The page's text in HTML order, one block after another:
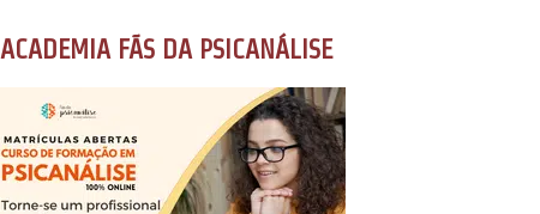
ACADEMIA FÃS DA PSICANÁLISE